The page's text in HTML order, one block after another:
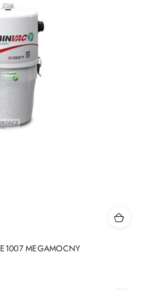
MEGAMOCNY